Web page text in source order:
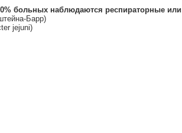
больных наблюдаются респираторные
Барр)
jejuni)